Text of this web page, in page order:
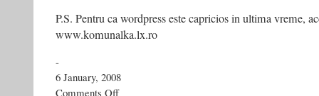
P.S. Pentru ca wordpress este capricios in ultima vreme,
www.komunalka.lx.ro
-
6 January, 2008
Comments Offon